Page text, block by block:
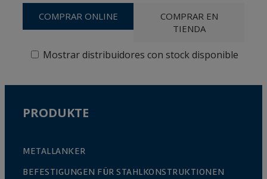
COMPRAR ONLINE
COMPRAR EN
TIENDA
Mostrar distribuidores con stock disponible
PRODUKTE
METALLANKER
BEFESTIGUNGEN FÜR STAHLKONSTRUKTIONEN